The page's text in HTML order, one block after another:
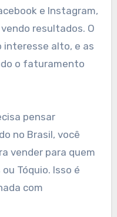
e Instagram,
resultados. O
interesse alto, e as
o faturamento
pensar
no Brasil, você
vender para quem
Tóquio. Isso é
com